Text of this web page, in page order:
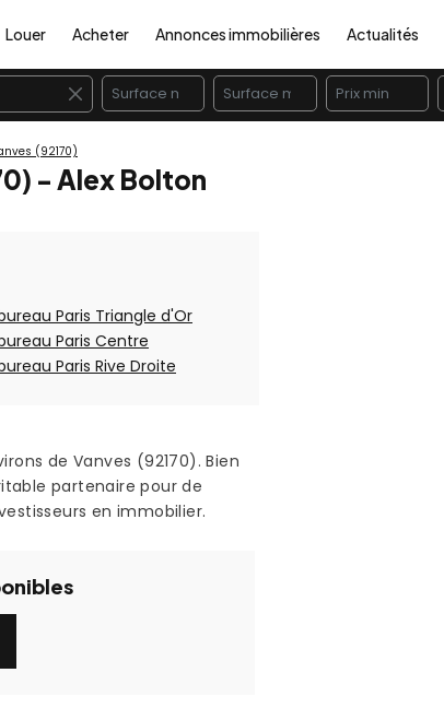
Louer Acheter Annonces immobilières Actualités
(92170)
- Alex Bolton
Paris Triangle d'Or
Paris Centre
Paris Rive Droite
de Vanves (92170). Bien
partenaire pour de
en immobilier.